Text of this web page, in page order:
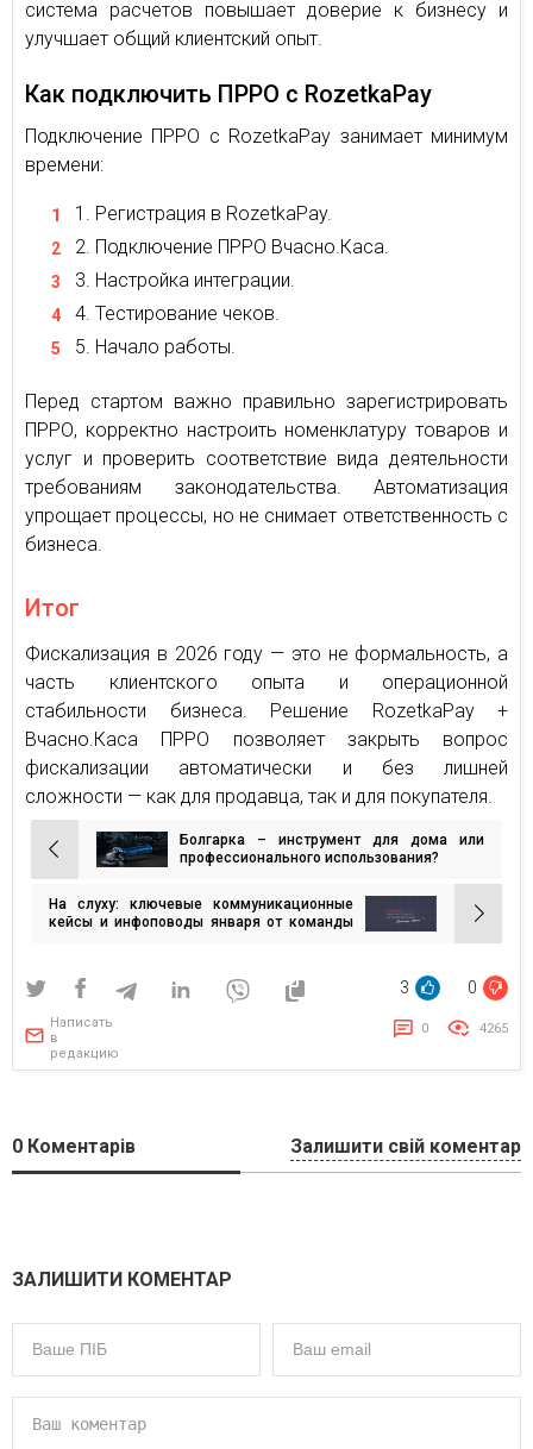
система расчетов повышает доверие к бизнесу и
улучшает общий клиентский опыт.
Как подключить ПРРО с RozetkaPay
Подключение ПРРО с RozetkaPay занимает минимум
времени:
Регистрация в RozetkaPay.
Подключение ПРРО Вчасно.Каса.
Настройка интеграции.
Тестирование чеков.
Начало работы.
Перед стартом важно правильно зарегистрировать
ПРРО, корректно настроить номенклатуру товаров и
услуг и проверить соответствие вида деятельности
требованиям законодательства. Автоматизация
упрощает процессы, но не снимает ответственность с
бизнеса.
Итог
Фискализация в 2026 году — это не формальность, а
часть клиентского опыта и операционной
стабильности бизнеса. Решение RozetkaPay +
Вчасно.Каса ПРРО позволяет закрыть вопрос
фискализации автоматически и без лишней
сложности — как для продавца, так и для покупателя.
Навигация
по
записям
Болгарка – инструмент для дома или
профессионального использования?
На слуху: ключевые коммуникационные
кейсы и инфоповоды января от команды
3 0
Написать
в
редакцию
0 4265
0 Коментарів Залишити свій коментар
ЗАЛИШИТИ КОМЕНТАР